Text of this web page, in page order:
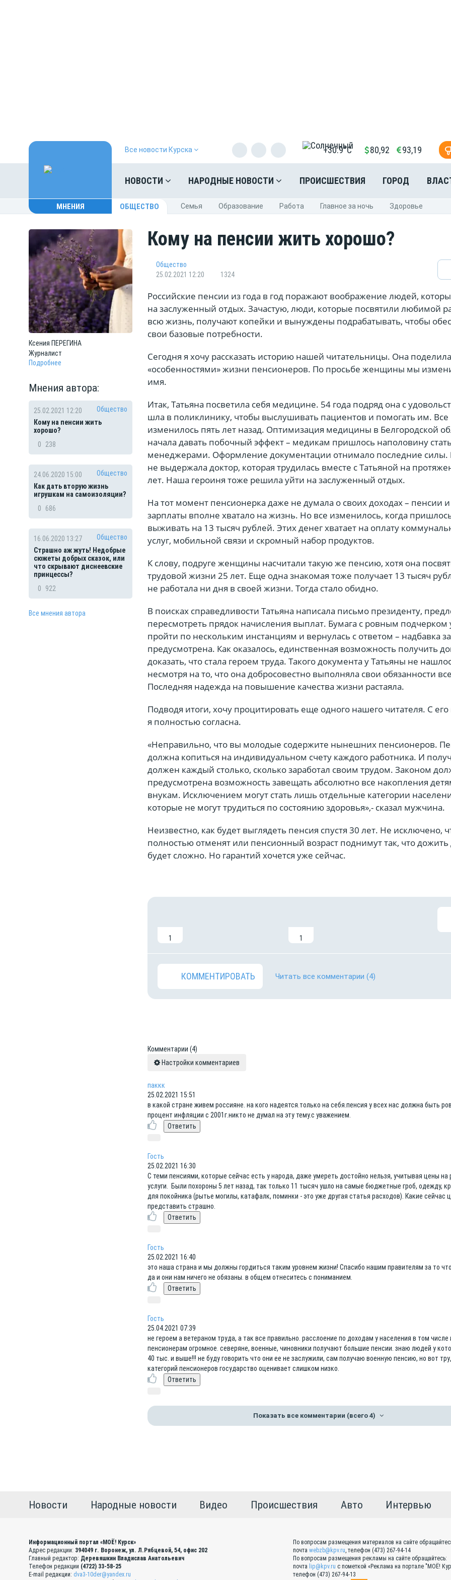
Все новости Курска +30.9°C 80,92 93,19
НОВОСТИ НАРОДНЫЕ НОВОСТИ ПРОИСШЕСТВИЯ ГОРОД
МНЕНИЯ ОБЩЕСТВО Cемья Oбразование Pабота Главное за ночь Здоровье
Ксения ПЕРЕГИНА
Журналист
Подробнее
Мнения автора:
25.02.2021 12:20
Общество
Кому на пенсии жить
хорошо?
0
238
24.06.2020 15:00
Общество
Как дать вторую жизнь
игрушкам на самоизоляции?
0
686
16.06.2020 13:27
Общество
Страшно аж жуть! Недобрые
сюжеты добрых сказок, или
что скрывают диснеевские
принцессы?
0
922
Все мнения автора
Кому на пенсии жить хорошо?
Общество
25.02.2021 12:20
1324
Российские пенсии из года в год поражают воображение людей,
на заслуженный отдых. Зачастую, люди, которые посвятили любимой
всю жизнь, получают копейки и вынуждены подрабатывать, чтобы
свои базовые потребности.
Сегодня я хочу рассказать историю нашей читательницы. Она
«особенностями» жизни пенсионеров. По просьбе женщины мы
имя.
Итак, Татьяна посветила себя медицине. 54 года подряд она с
шла в поликлинику, чтобы выслушивать пациентов и помогать им. Все
изменилось пять лет назад. Оптимизация медицины в Белгородской
начала давать побочный эффект – медикам пришлось наполовину стать
менеджерами. Оформление документации отнимало последние силы.
не выдержала доктор, которая трудилась вместе с Татьяной на
лет. Наша героиня тоже решила уйти на заслуженный отдых.
На тот момент пенсионерка даже не думала о своих доходах – пенсии и
зарплаты вполне хватало на жизнь. Но все изменилось, когда
выживать на 13 тысяч рублей. Этих денег хватает на оплату
услуг, мобильной связи и скромный набор продуктов.
К слову, подруге женщины насчитали такую же пенсию, хотя она
трудовой жизни 25 лет. Еще одна знакомая тоже получает 13 тысяч
не работала ни дня в своей жизни. Тогда стало обидно.
В поисках справедливости Татьяна написала письмо президенту,
пересмотреть прядок начисления выплат. Бумага с ровным подчерком
пройти по нескольким инстанциям и вернулась с ответом – надбавка
предусмотрена. Как оказалось, единственная возможность получить
доказать, что стала героем труда. Такого документа у Татьяны не
несмотря на то, что она добросовестно выполняла свои обязанности
Последняя надежда на повышение качества жизни растаяла.
Подводя итоги, хочу процитировать еще одного нашего читателя. С
я полностью согласна.
«Неправильно, что вы молодые содержите нынешних пенсионеров.
должна копиться на индивидуальном счету каждого работника. И
должен каждый столько, сколько заработал своим трудом. Законом
предусмотрена возможность завещать абсолютно все накопления
внукам. Исключением могут стать лишь отдельные категории
которые не могут трудиться по состоянию здоровья»,- сказал мужчина.
Неизвестно, как будет выглядеть пенсия спустя 30 лет. Не исключено,
полностью отменят или пенсионный возраст поднимут так, что дожить
будет сложно. Но гарантий хочется уже сейчас.
1 1
КОММЕНТИРОВАТЬ Читать все комментарии (4)
Комментарии(4)
Настройки комментариев
паккк
25.02.2021 15:51
в какой стране живем россияне. на кого надеятся.только на себя.пенсия у всех нас должна быть
процент инфляции с 2001г.никто не думал на эту тему.с уважением.
Гость
25.02.2021 16:30
С теми пенсиями, которые сейчас есть у народа, даже умереть достойно нельзя, учитывая цены на
услуги. Были похороны 5 лет назад, так только 11 тысяч ушло на самые бюджетные гроб, одежду,
для покойника (рытье могилы, катафалк, поминки - это уже другая статья расходов). Какие сейчас
представить страшно.
Гость
25.02.2021 16:40
это наша страна и мы должны гордиться таким уровнем жизни! Спасибо нашим правителям за то
да и они нам ничего не обязаны. в общем отнеситесь с пониманием.
Гость
25.04.2021 07:39
не героем а ветераном труда, а так все правильно. расслоение по доходам у населения в том числе
пенсионерам огромное. северяне, военные, чиновники получают большие пенсии. знаю людей у
40 тыс. и выше!!! не буду говорить что они ее не заслужили, сам получаю военную пенсию, но вот
категорий пенсионеров государство оценивает слишком низко.
Показать все комментарии (всего 4)
Новости Народные новости Видео Происшествия Авто Интервью
Информационный портал «МОЁ! Курск»
Адрес редакции: 394049 г. Воронеж, ул. Л.Рябцевой, 54, офис 202
Главный редактор: Деревяшкин Владислав Анатольевич
Телефон редакции (4722) 33-58-25
E-mail редакции: dva3-10der@yandex.ru
По вопросам размещения материалов на сайте
почта webzb@kpv.ru, телефон (473) 267-94-14
По вопросам размещения рекламы на сайте обращайтесь:
почта lip@kpv.ru с пометкой «Реклама на портале "МОЁ!
телефон (473) 267-94-13